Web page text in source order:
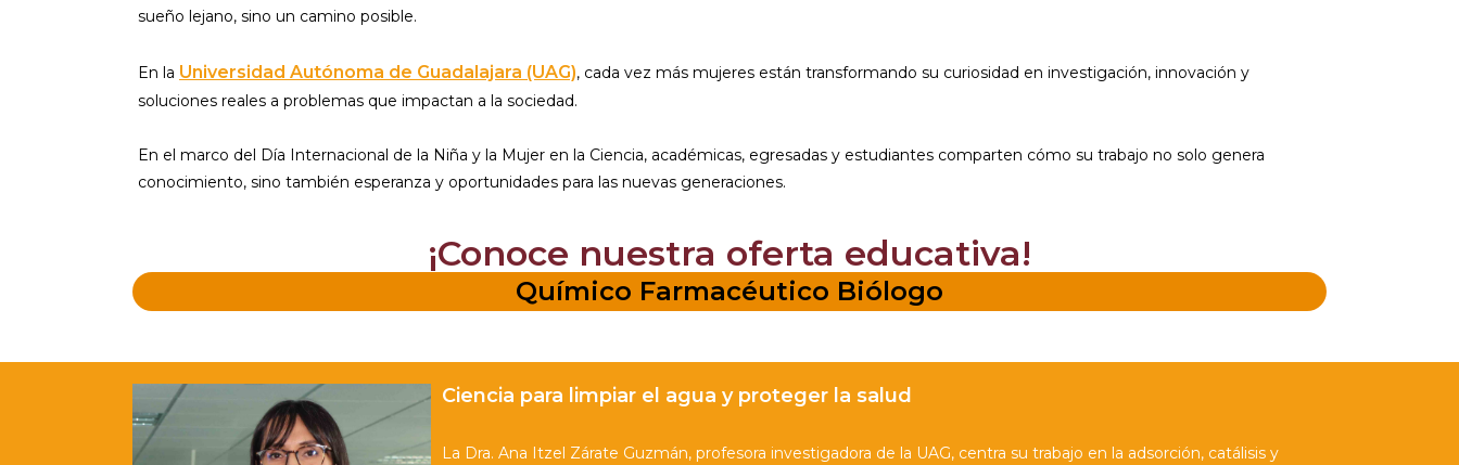
sueño lejano, sino un camino posible.
En la Universidad Autónoma de Guadalajara (UAG), cada vez más mujeres están transformando su curiosidad en investigación, innovación y
soluciones reales a problemas que impactan a la sociedad.
En el marco del Día Internacional de la Niña y la Mujer en la Ciencia, académicas, egresadas y estudiantes comparten cómo su trabajo no solo genera
conocimiento, sino también esperanza y oportunidades para las nuevas generaciones.
¡Conoce nuestra oferta educativa!
Químico Farmacéutico Biólogo
Ciencia para limpiar el agua y proteger la salud
La Dra. Ana Itzel Zárate Guzmán, profesora investigadora de la UAG, centra su trabajo en la adsorción, catálisis y